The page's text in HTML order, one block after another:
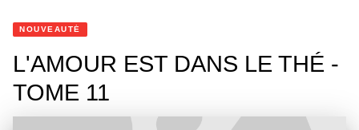
NOUVEAUTÉ
L'AMOUR EST DANS LE THÉ -
TOME 11